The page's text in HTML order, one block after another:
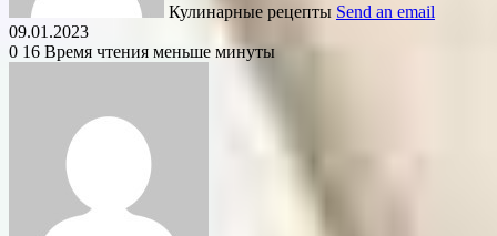
Кулинарные рецепты Send an email
09.01.2023
0 16 Время чтения меньше минуты